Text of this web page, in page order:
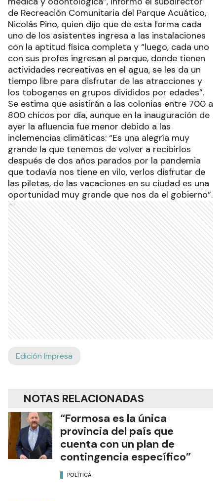
de Recreación Comunitaria del Parque Acuático,
Nicolás Pino, quien dijo que de esta forma cada
uno de los asistentes ingresa a las instalaciones
con la aptitud física completa y “luego, cada uno
con sus profes ingresan al parque, donde tienen
actividades recreativas en el agua, se les da un
tiempo libre para disfrutar de las atracciones y
los toboganes en grupos divididos por edades”.
Se estima que asistirán a las colonias entre 700 a
800 chicos por día, aunque en la inauguración de
ayer la afluencia fue menor debido a las
inclemencias climáticas: “Es una alegría muy
grande la que tenemos de volver a recibirlos
después de dos años parados por la pandemia
que todavía nos tiene en vilo, verlos disfrutar de
las piletas, de las vacaciones en su ciudad es una
oportunidad muy grande que nos da el gobierno”.
Ads
Edición Impresa
NOTAS RELACIONADAS
“Formosa es la única
provincia del país que
cuenta con un plan de
contingencia específico”
POLÍTICA